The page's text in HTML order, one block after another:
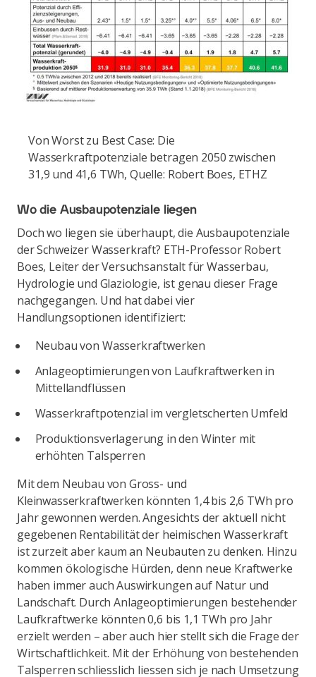
Von Worst zu Best Case: Die
Wasserkraftpotenziale betragen 2050 zwischen
31,9 und 41,6 TWh, Quelle: Robert Boes, ETHZ
Wo die Ausbaupotenziale liegen
Doch wo liegen sie überhaupt, die Ausbaupotenziale
der Schweizer Wasserkraft? ETH-Professor Robert
Boes, Leiter der Versuchsanstalt für Wasserbau,
Hydrologie und Glaziologie, ist genau dieser Frage
nachgegangen. Und hat dabei vier
Handlungsoptionen identifiziert:
Neubau von Wasserkraftwerken
Anlageoptimierungen von Laufkraftwerken in
Mittellandflüssen
Wasserkraftpotenzial im vergletscherten Umfeld
Produktionsverlagerung in den Winter mit
erhöhten Talsperren
Mit dem Neubau von Gross- und
Kleinwasserkraftwerken könnten 1,4 bis 2,6 TWh pro
Jahr gewonnen werden. Angesichts der aktuell nicht
gegebenen Rentabilität der heimischen Wasserkraft
ist zurzeit aber kaum an Neubauten zu denken. Hinzu
kommen ökologische Hürden, denn neue Kraftwerke
haben immer auch Auswirkungen auf Natur und
Landschaft. Durch Anlageoptimierungen bestehender
Laufkraftwerke könnten 0,6 bis 1,1 TWh pro Jahr
erzielt werden – aber auch hier stellt sich die Frage der
Wirtschaftlichkeit. Mit der Erhöhung von bestehenden
Talsperren schliesslich liessen sich je nach Umsetzung